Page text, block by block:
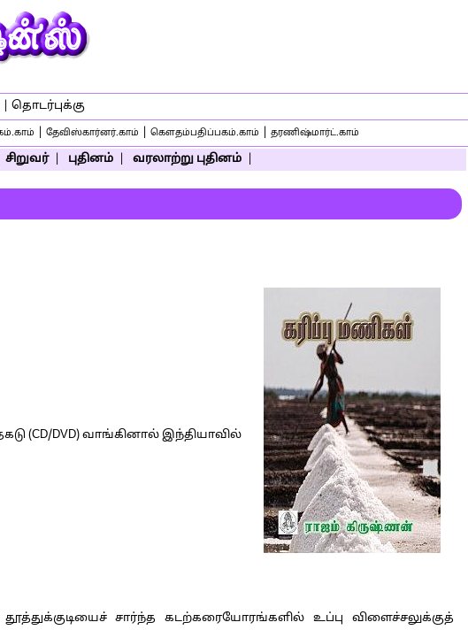
தொடர்புக்கு
தேவிஸ்கார்னர்.காம் கௌதம்பதிப்பகம்.காம் தரணிஷ்மார்ட்.காம்
சிறுவர்| புதினம் வரலாற்று புதினம்
(CD/DVD) வாங்கினால் இந்தியாவில்
சார்ந்த கடற்கரையோரங்களில் உப்பு விளைச்சலுக்குத்